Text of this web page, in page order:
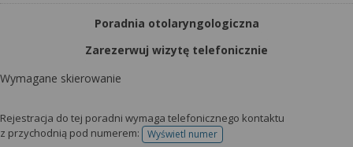
Poradnia otolaryngologiczna
Zarezerwuj wizytę telefonicznie
Wymagane skierowanie
Rejestracja do tej poradni wymaga telefonicznego kontaktu
z przychodnią pod numerem:
Wyświetl numertelefonu do rejestracji